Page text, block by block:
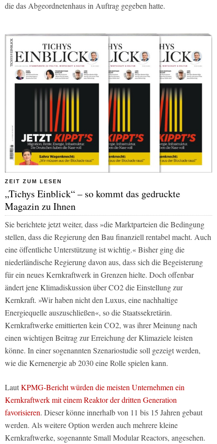
die das Abgeordnetenhaus in Auftrag gegeben hatte.
ZEIT ZUM LESEN
„Tichys Einblick“ – so kommt das gedruckte
Magazin zu Ihnen
Sie berichtete jetzt weiter, dass »die Marktparteien die Bedingung
stellen, dass die Regierung den Bau finanziell rentabel macht. Auch
eine öffentliche Unterstützung ist wichtig.« Bisher ging die
niederländische Regierung davon aus, dass sich die Begeisterung
für ein neues Kernkraftwerk in Grenzen hielte. Doch offenbar
ändert jene Klimadiskussion über CO2 die Einstellung zur
Kernkraft. »Wir haben nicht den Luxus, eine nachhaltige
Energiequelle auszuschließen«, so die Staatssekretärin.
Kernkraftwerke emittierten kein CO2, was ihrer Meinung nach
einen wichtigen Beitrag zur Erreichung der Klimaziele leisten
könne. In einer sogenannten Szenariostudie soll gezeigt werden,
wie die Kernenergie ab 2030 eine Rolle spielen kann.
LautKPMG-Bericht würden die meisten Unternehmen ein
Kernkraftwerk mit einem Reaktor der dritten Generation
favorisieren. Dieser könne innerhalb von 11 bis 15 Jahren gebaut
werden. Als weitere Option werden auch mehrere kleine
Kernkraftwerke, sogenannte Small Modular Reactors, angesehen.